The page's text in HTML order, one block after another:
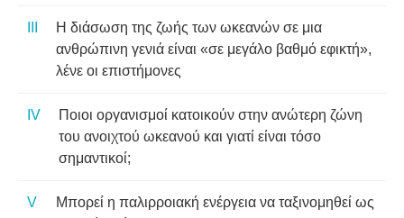
Η διάσωση της ζωής των ωκεανών σε μια
ανθρώπινη γενιά είναι «σε μεγάλο βαθμό εφικτή»,
λένε οι επιστήμονες
Ποιοι οργανισμοί κατοικούν στην ανώτερη ζώνη
του ανοιχτού ωκεανού και γιατί είναι τόσο
σημαντικοί;
Μπορεί η παλιρροιακή ενέργεια να ταξινομηθεί ως